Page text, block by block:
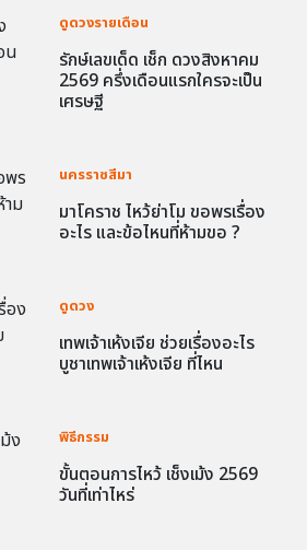
ดูดวงรายเดือน
รักษ์เลขเด็ด เช็ก ดวงสิงหาคม
2569 ครึ่งเดือนแรกใครจะเป็น
เศรษฐี
นครราชสีมา
มาโคราช ไหว้ย่าโม ขอพรเรื่อง
อะไร และข้อไหนที่ห้ามขอ ?
ดูดวง
เทพเจ้าเห้งเจีย ช่วยเรื่องอะไร
บูชาเทพเจ้าเห้งเจีย ที่ไหน
พิธีกรรม
ขั้นตอนการไหว้ เช็งเม้ง 2569
วันที่เท่าไหร่